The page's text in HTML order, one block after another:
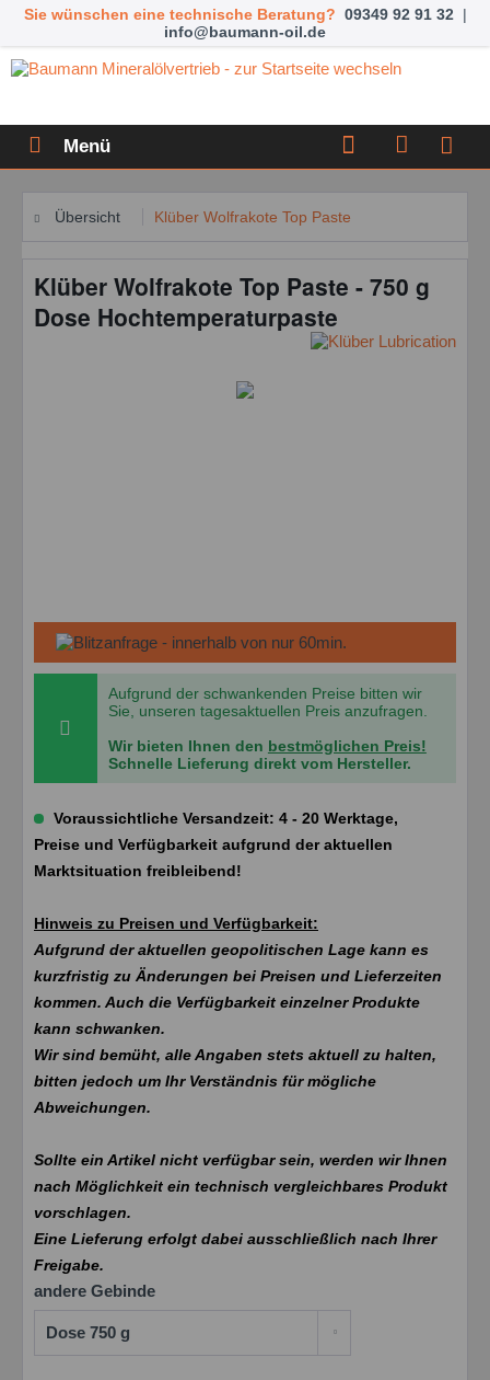
Sie wünschen eine technische Beratung? 09349 92 91 32 |
info@baumann-oil.de
Menü
Übersicht Klüber Wolfrakote Top Paste
Klüber Wolfrakote Top Paste - 750 g
Dose Hochtemperaturpaste
Aufgrund der schwankenden Preise bitten wir
Sie, unseren tagesaktuellen Preis anzufragen.
Wir bieten Ihnen den bestmöglichen Preis!
Schnelle Lieferung direkt vom Hersteller.
Voraussichtliche Versandzeit: 4 - 20 Werktage,
Preise und Verfügbarkeit aufgrund der aktuellen
Marktsituation freibleibend!
Hinweis zu Preisen und Verfügbarkeit:
Aufgrund der aktuellen geopolitischen Lage kann es
kurzfristig zu Änderungen bei Preisen und Lieferzeiten
kommen. Auch die Verfügbarkeit einzelner Produkte
kann schwanken.
Wir sind bemüht, alle Angaben stets aktuell zu halten,
bitten jedoch um Ihr Verständnis für mögliche
Abweichungen.
Sollte ein Artikel nicht verfügbar sein, werden wir Ihnen
nach Möglichkeit ein technisch vergleichbares Produkt
vorschlagen.
Eine Lieferung erfolgt dabei ausschließlich nach Ihrer
Freigabe.
andere Gebinde